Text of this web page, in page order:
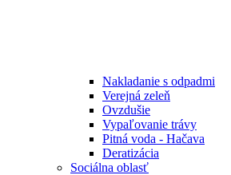
Nakladanie s odpadmi
Verejná zeleň
Ovzdušie
Vypaľovanie trávy
Pitná voda - Hačava
Deratizácia
Sociálna oblasť